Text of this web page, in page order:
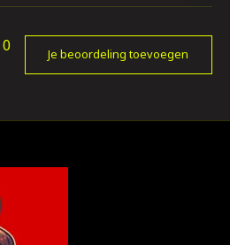
0
Je beoordeling toevoegen